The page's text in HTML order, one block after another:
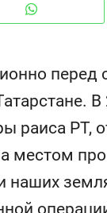
раиса РТ,
местом
наших ID